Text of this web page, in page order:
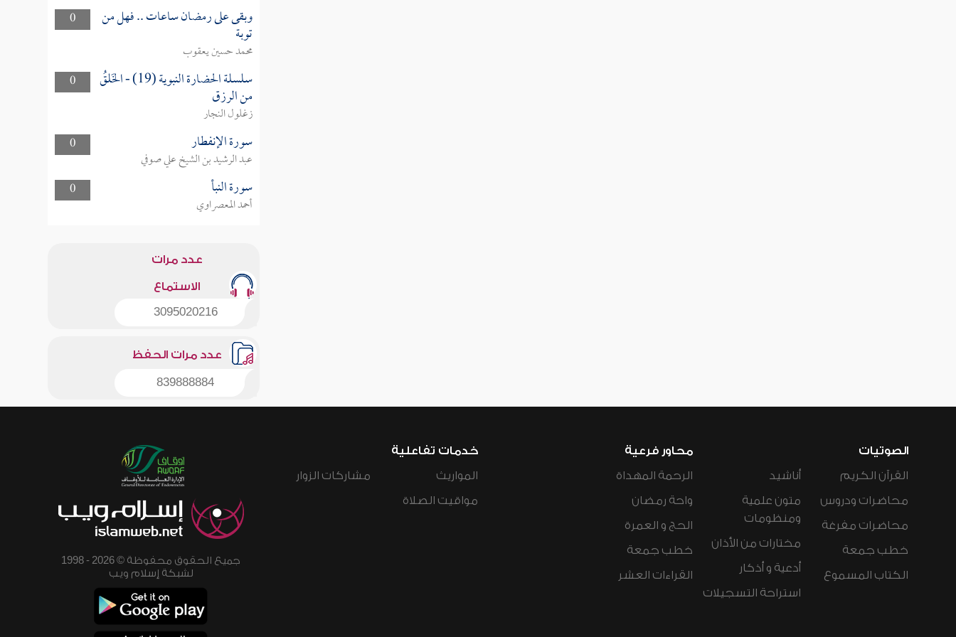
0 وبقى على رمضان ساعات .. فهل من
توبة
محمد حسين يعقوب
0
سلسلة الحضارة النبوية (19) - الخَلقُ
من الرزق
زغلول النجار
0
سورة الإنفطار
عبد الرشيد بن الشيخ علي صوفي
0
سورة النبأ
أحمد المعصراوي
عدد مرات
الاستماع
3095020216
عدد مرات الحفظ
839888884
الصوتيات
القرآن الكريم
محاضرات ودروس
محاضرات مفرغة
خطب جمعة
الكتاب المسموع
أناشيد
متون علمية
ومنظومات
مختارات من الأذان
أدعية و أذكار
استراحة التسجيلات
محاور فرعية
الرحمة المهداة
واحة رمضان
الحج و العمرة
خطب جمعة
القراءات العشر
خدمات تفاعلية
المواريث
مواقيت الصلاة
مشاركات الزوار
جميع الحقوق محفوظة © 2026 - 1998
لشبكة إسلام ويب